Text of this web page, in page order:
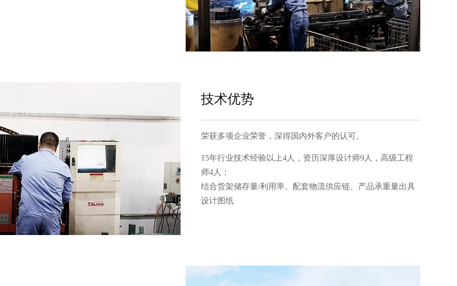
技术优势
荣获多项企业荣誉，深得国内外客户的认可。
15年行业技术经验以上4人，资历深厚设计师9人，高级工程
师4人；
结合货架储存量/利用率、配套物流供应链、产品承重量出具
设计图纸